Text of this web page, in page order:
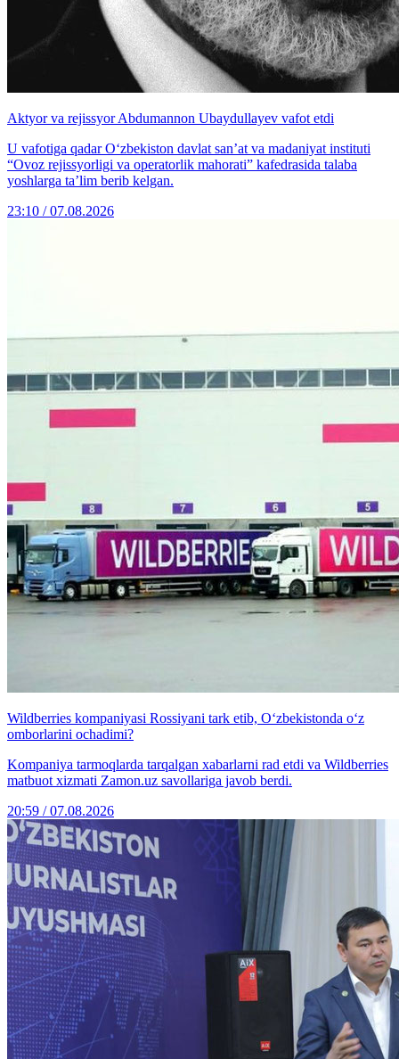
Aktyor va rejissyor Abdumannon Ubaydullayev vafot etdi
U vafotiga qadar O‘zbekiston davlat san’at va madaniyat instituti
“Ovoz rejissyorligi va operatorlik mahorati” kafedrasida talaba
yoshlarga ta’lim berib kelgan.
23:10 / 07.08.2026
Wildberries kompaniyasi Rossiyani tark etib, O‘zbekistonda o‘z
omborlarini ochadimi?
Kompaniya tarmoqlarda tarqalgan xabarlarni rad etdi va Wildberries
matbuot xizmati Zamon.uz savollariga javob berdi.
20:59 / 07.08.2026